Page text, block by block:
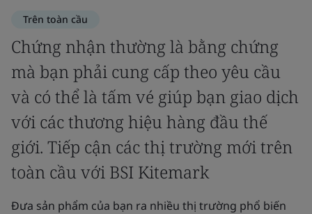
Trên toàn cầu
Chứng nhận thường là bằng chứng
mà bạn phải cung cấp theo yêu cầu
và có thể là tấm vé giúp bạn giao dịch
với các thương hiệu hàng đầu thế
giới. Tiếp cận các thị trường mới trên
toàn cầu với BSI Kitemark
Đưa sản phẩm của bạn ra nhiều thị trường phổ biến